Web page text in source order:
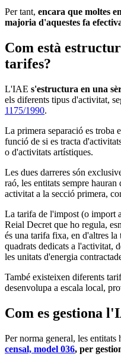
Per tant, encara que moltes
majoria d'aquestes fa
Com està
tarifes?
L'IAE s'estructura en una
els diferents tipus d'activitat,
1175/1990.
La primera separació es troba
funció de si es tracta
o d'activitats artístiques.
Les dues darreres són
raó, les entitats sempre
activitat a la secció primera,
La tarifa de l'impost (o import
Reial Decret que ho regula,
és una tarifa fixa, en d'altres
quadrats dedicats a l'activitat,
les unitats d'energia
També existeixen diferents
desenvolupa a escala local,
Com es gestiona
Per norma general, les entitats
censal, model 036, per